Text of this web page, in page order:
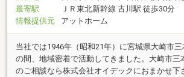
最寄駅
ＪＲ東北新幹線 古川駅 徒歩30分
情報提供元
アットホーム
当社では1946年（昭和21年）に宮城県大崎市
の間、地域密着で活動してきました。大崎市三
のご相談なら株式会社オイデックにおまかせ下